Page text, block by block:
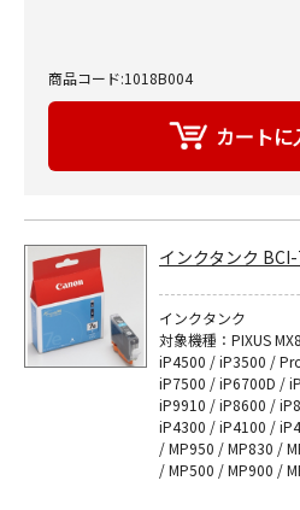
商品コード:1018B004
インクタンク
インクタンク
対象機種：PIXUS
iP4500 / iP3500 /
iP7500 / iP6700D /
iP9910 / iP8600 /
iP4300 / iP4100 /
/ MP950 / MP830 /
/ MP500 / MP900 /